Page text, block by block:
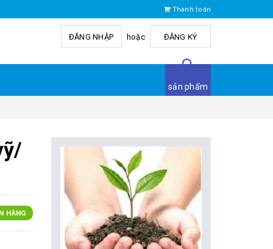
Thanh toán
ĐĂNG NHẬP hoặc ĐĂNG KÝ
sản phẩm
HÀNG